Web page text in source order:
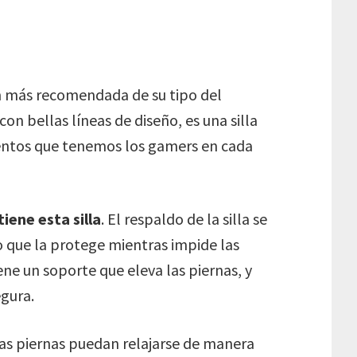
más recomendada de su tipo del
bellas líneas de diseño, es una silla
que tenemos los gamers en cada
esta silla. El respaldo de la silla se
la protege mientras impide las
un soporte que eleva las piernas, y
piernas puedan relajarse de manera